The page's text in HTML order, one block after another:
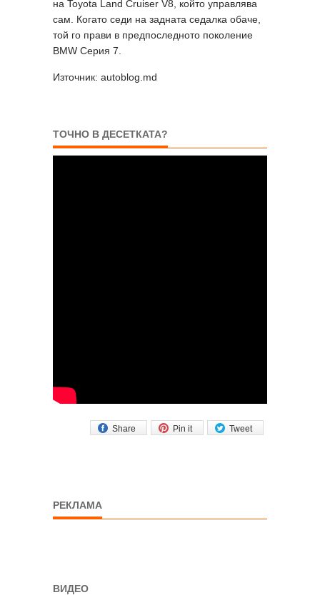
на Toyota Land Cruiser V8, който управлява
сам. Когато седи на задната седалка обаче,
той го прави в предпоследното поколение
BMW Серия 7.
Източник: autoblog.md
ТОЧНО В ДЕСЕТКАТА?
Tweet
Pin it
Share
РЕКЛАМА
ВИДЕО